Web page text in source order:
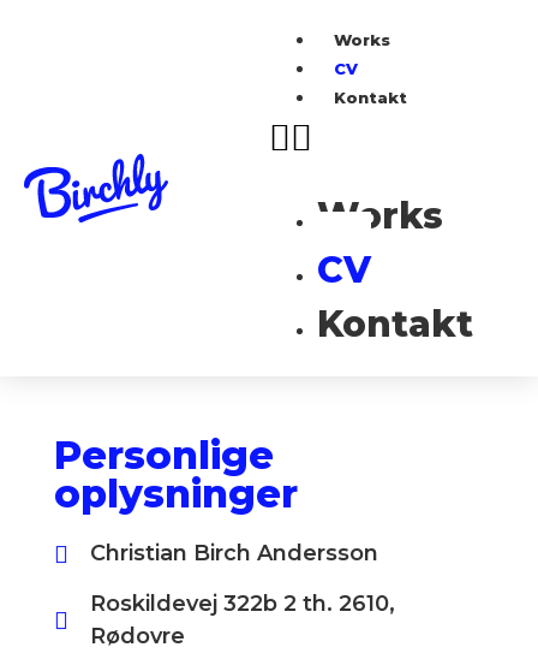
Works
CV
Kontakt
Works
CV
Kontakt
Personlige
oplysninger
Christian Birch Andersson
Roskildevej 322b 2 th. 2610,
Rødovre